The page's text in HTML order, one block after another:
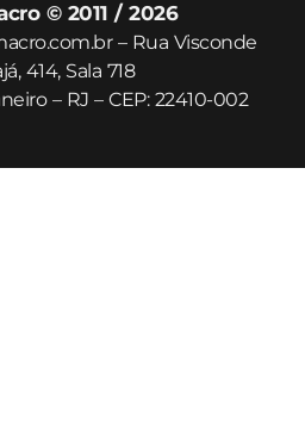
© 2011 / 2026
– Rua Visconde
414, Sala 718
– RJ – CEP: 22410-002